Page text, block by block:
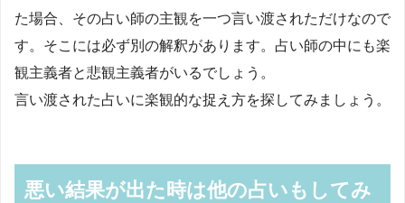
た場合、その占い師の主観を一つ言い渡されただけなので
す。そこには必ず別の解釈があります。占い師の中にも楽
観主義者と悲観主義者がいるでしょう。
言い渡された占いに楽観的な捉え方を探してみましょう。
悪い結果が出た時は他の占いもしてみ